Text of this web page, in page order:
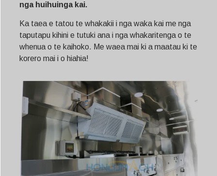
nga huihuinga kai.
Ka taea e tatou te whakakii i nga waka kai me nga
taputapu kihini e tutuki ana i nga whakaritenga o te
whenua o te kaihoko. Me waea mai ki a maatau ki te
korero mai i o hiahia!